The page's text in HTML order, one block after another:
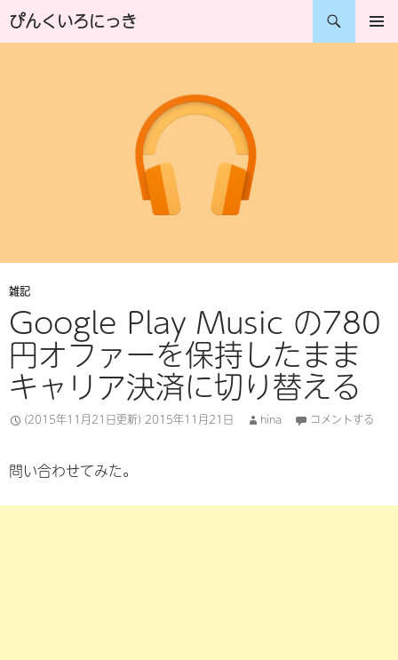
コ
ン
プ
ぴんくいろにっき
検
索
雑記
Google Play Music の780
円オファーを保持したまま
キャリア決済に切り替える
(2015年11月21日更新) 2015年11月21日 hina コメントする
問い合わせてみた。